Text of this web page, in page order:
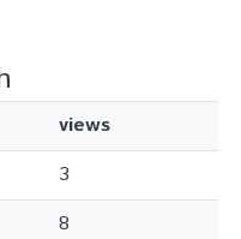
views
3
8